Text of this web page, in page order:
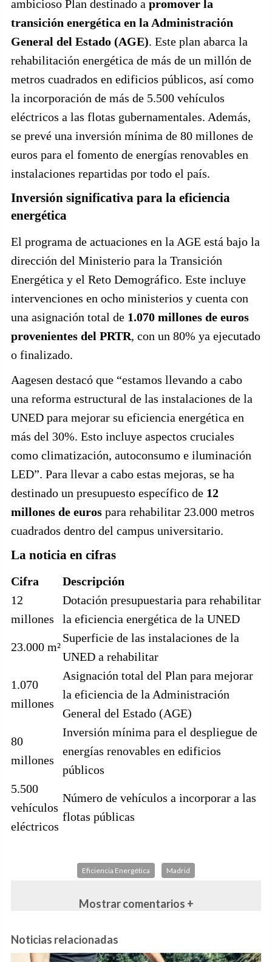
ambicioso Plan destinado a promover la
transición energética en la Administración
General del Estado (AGE). Este plan abarca la
rehabilitación energética de más de un millón de
metros cuadrados en edificios públicos, así como
la incorporación de más de 5.500 vehículos
eléctricos a las flotas gubernamentales. Además,
se prevé una inversión mínima de 80 millones de
euros para el fomento de energías renovables en
instalaciones repartidas por todo el país.
Inversión significativa para la eficiencia
energética
El programa de actuaciones en la AGE está bajo la
dirección del Ministerio para la Transición
Energética y el Reto Demográfico. Este incluye
intervenciones en ocho ministerios y cuenta con
una asignación total de 1.070 millones de euros
provenientes del PRTR, con un 80% ya ejecutado
o finalizado.
Aagesen destacó que “estamos llevando a cabo
una reforma estructural de las instalaciones de la
UNED para mejorar su eficiencia energética en
más del 30%. Esto incluye aspectos cruciales
como climatización, autoconsumo e iluminación
LED”. Para llevar a cabo estas mejoras, se ha
destinado un presupuesto específico de 12
millones de euros para rehabilitar 23.000 metros
cuadrados dentro del campus universitario.
La noticia en cifras
Cifra
Descripción
12
millones
Dotación presupuestaria para rehabilitar
la eficiencia energética de la UNED
23.000 m²
Superficie de las instalaciones de la
UNED a rehabilitar
1.070
millones
Asignación total del Plan para mejorar
la eficiencia de la Administración
General del Estado (AGE)
80
millones
Inversión mínima para el despliegue de
energías renovables en edificios
públicos
5.500
vehículos
eléctricos
Número de vehículos a incorporar a las
flotas públicas
Eficiencia Energética Madrid
Mostrar comentarios +
Noticias relacionadas